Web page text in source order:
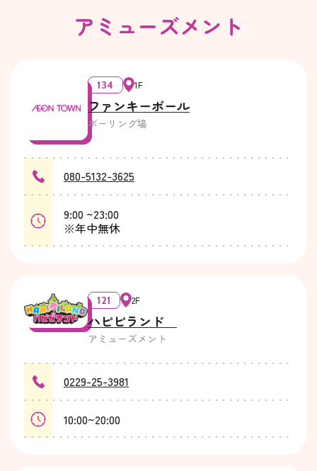
アミューズメント
134 1F
ファンキーボール
ボーリング場
080-5132-3625
9:00 ~23:00
※年中無休
121 2F
ハピピランド
アミューズメント
0229-25-3981
10:00~20:00